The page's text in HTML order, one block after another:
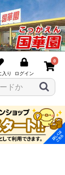
入り ログイン
0